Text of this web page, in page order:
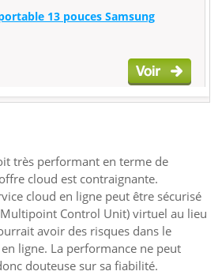
13 pouces Samsung
très performant en terme de
cloud est contraignante.
cloud en ligne peut être sécurisé
Control Unit) virtuel au lieu
avoir des risques dans le
ligne. La performance ne peut
douteuse sur sa fiabilité.